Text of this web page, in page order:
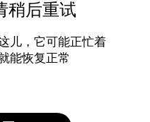
稍后重试
儿，它可能正忙着
能恢复正常